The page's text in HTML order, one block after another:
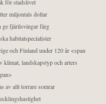
för stadslivet
miljontals dollar
ge fjärilsvingar färg
habitatspecialister
och Finland under 120 år <span
klimat, landskapstyp och arters
av allt torrare somrar